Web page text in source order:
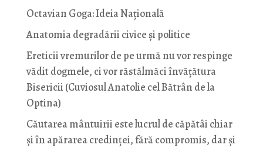
Octavian Goga: Ideia Naţională
Anatomia degradării civice și politice
Ereticii vremurilor de pe urmă nu vor respinge
vădit dogmele, ci vor răstălmăci învățătura
Bisericii (Cuviosul Anatolie cel Bătrân de la
Optina)
Căutarea mântuirii este lucrul de căpătâi chiar
și în apărarea credinței, fără compromis, dar și